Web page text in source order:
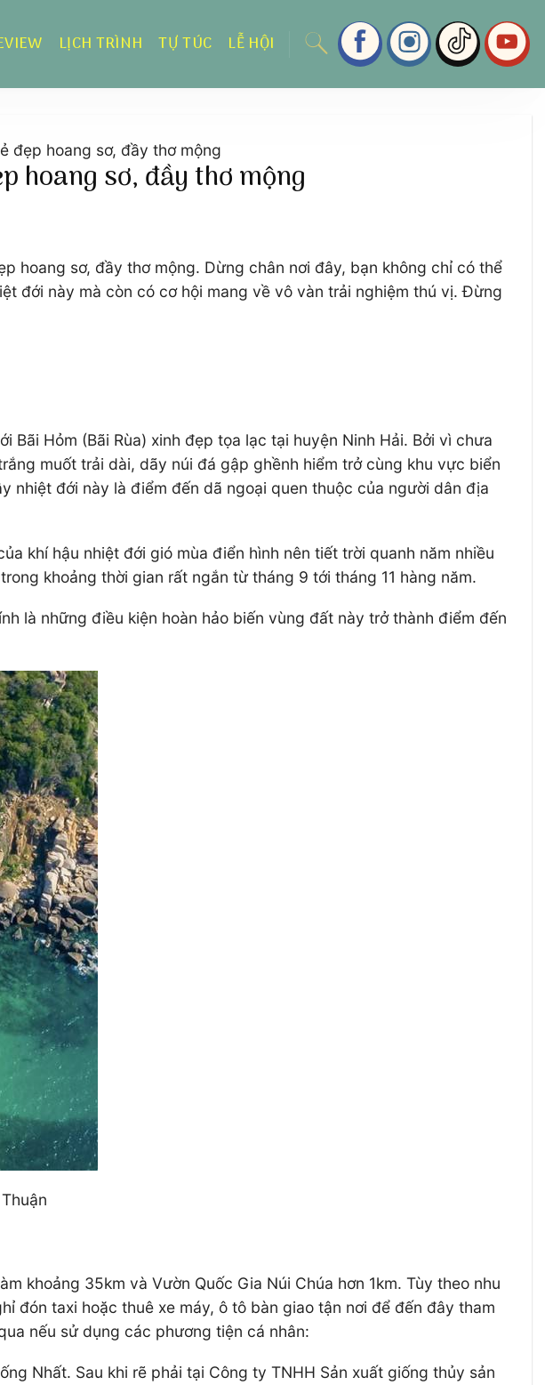
LỊCH TRÌNH TỰ TÚC LỄ HỘI
đẹp hoang sơ, đầy thơ mộng
hoang sơ, đầy thơ mộng
hoang sơ, đầy thơ mộng. Dừng chân nơi đây, bạn không chỉ có thể
đới này mà còn có cơ hội mang về vô vàn trải nghiệm thú vị. Đừng
Hỏm (Bãi Rùa) xinh đẹp tọa lạc tại huyện Ninh Hải. Bởi vì chưa
muốt trải dài, dãy núi đá gập ghềnh hiểm trở cùng khu vực biển
nhiệt đới này là điểm đến dã ngoại quen thuộc của người dân địa
khí hậu nhiệt đới gió mùa điển hình nên tiết trời quanh năm nhiều
khoảng thời gian rất ngắn từ tháng 9 tới tháng 11 hàng năm.
là những điều kiện hoàn hảo biến vùng đất này trở thành điểm đến
khoảng 35km và Vườn Quốc Gia Núi Chúa hơn 1km. Tùy theo nhu
đón taxi hoặc thuê xe máy, ô tô bàn giao tận nơi để đến đây tham
nếu sử dụng các phương tiện cá nhân:
Nhất. Sau khi rẽ phải tại Công ty TNHH Sản xuất giống thủy sản